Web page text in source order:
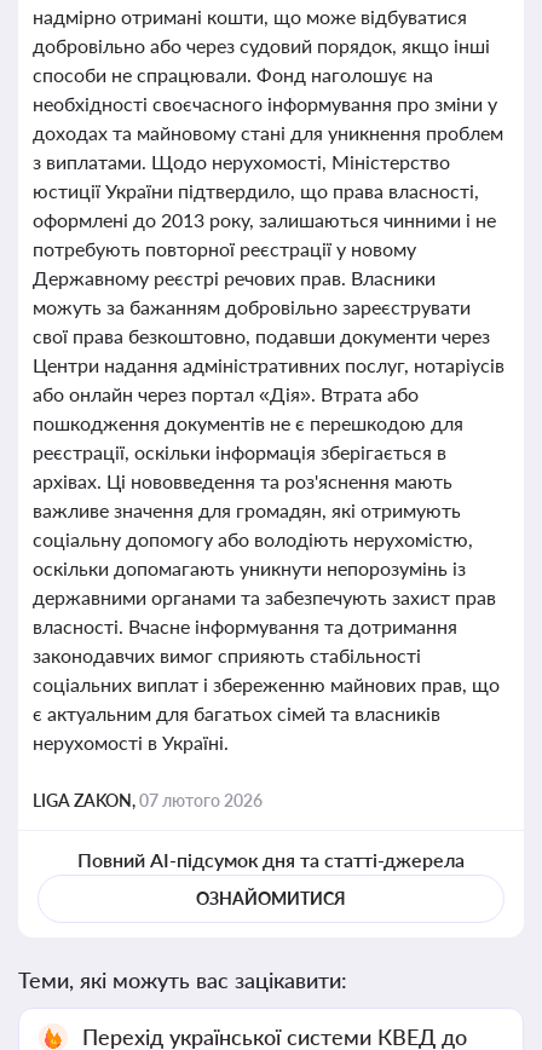
надмірно отримані кошти, що може відбуватися
добровільно або через судовий порядок, якщо інші
способи не спрацювали. Фонд наголошує на
необхідності своєчасного інформування про зміни у
доходах та майновому стані для уникнення проблем
з виплатами. Щодо нерухомості, Міністерство
юстиції України підтвердило, що права власності,
оформлені до 2013 року, залишаються чинними і не
потребують повторної реєстрації у новому
Державному реєстрі речових прав. Власники
можуть за бажанням добровільно зареєструвати
свої права безкоштовно, подавши документи через
Центри надання адміністративних послуг, нотаріусів
або онлайн через портал «Дія». Втрата або
пошкодження документів не є перешкодою для
реєстрації, оскільки інформація зберігається в
архівах. Ці нововведення та роз'яснення мають
важливе значення для громадян, які отримують
соціальну допомогу або володіють нерухомістю,
оскільки допомагають уникнути непорозумінь із
державними органами та забезпечують захист прав
власності. Вчасне інформування та дотримання
законодавчих вимог сприяють стабільності
соціальних виплат і збереженню майнових прав, що
є актуальним для багатьох сімей та власників
нерухомості в Україні.
LIGA ZAKON,07 лютого 2026
Повний AI-підсумок дня та статті-джерела
ОЗНАЙОМИТИСЯ
Теми, які можуть вас зацікавити:
Перехід української системи КВЕД до